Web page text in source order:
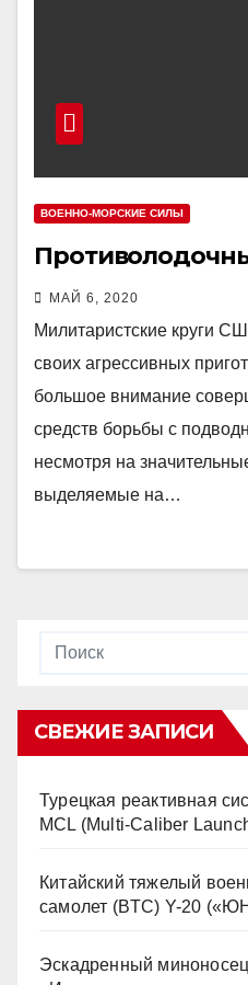
ВОЕННО-МОРСКИЕ СИЛЫ
МАЙ 6, 2020
Милитаристские круги
своих агрессивных
большое внимание
средств борьбы с
несмотря на
выделяемые на…
СВЕЖИЕ ЗАПИСИ
Турецкая реактивная
MCL (Multi-Caliber
Китайский тяжелый
самолет (BTC) Y-20
Эскадренный